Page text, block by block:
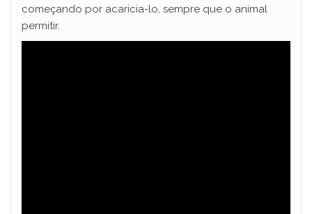
começando por acaricia-lo, sempre que o animal
permitir.